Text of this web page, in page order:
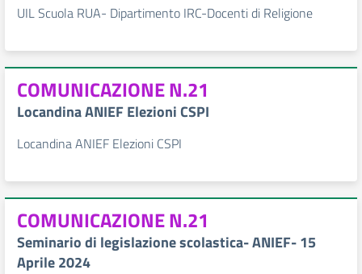
UIL Scuola RUA- Dipartimento IRC-Docenti di Religione
COMUNICAZIONE N.21
Locandina ANIEF Elezioni CSPI
Locandina ANIEF Elezioni CSPI
COMUNICAZIONE N.21
Seminario di legislazione scolastica- ANIEF- 15
Aprile 2024